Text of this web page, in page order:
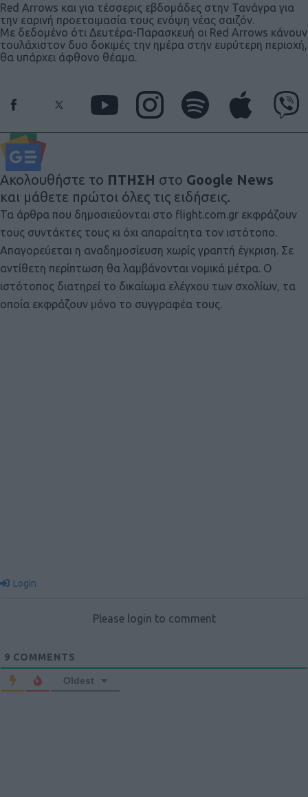
Red Arrows και για τέσσερις εβδομάδες στην Τανάγρα για
την εαρινή προετοιμασία τους ενόψη νέας σαιζόν.
Με δεδομένο ότι Δευτέρα-Παρασκευή οι Red Arrows κάνουν
τουλάχιστον δυο δοκιμές την ημέρα στην ευρύτερη περιοχή,
θα υπάρχει άφθονο θέαμα.
Ακολουθήστε το ΠΤΗΣΗ στο Google News
και μάθετε πρώτοι όλες τις ειδήσεις.
Τα άρθρα που δημοσιεύονται στο flight.com.gr εκφράζουν
τους συντάκτες τους κι όχι απαραίτητα τον ιστότοπο.
Απαγορεύεται η αναδημοσίευση χωρίς γραπτή έγκριση. Σε
αντίθετη περίπτωση θα λαμβάνονται νομικά μέτρα. Ο
ιστότοπος διατηρεί το δικαίωμα ελέγχου των σχολίων, τα
οποία εκφράζουν μόνο το συγγραφέα τους.
Login
Please login to comment
9 COMMENTS
Oldest